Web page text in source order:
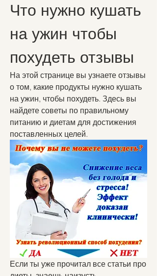
Что нужно кушать
на ужин чтобы
похудеть отзывы
На этой странице вы узнаете отзывы
о том, какие продукты нужно кушать
на ужин, чтобы похудеть. Здесь вы
найдете советы по правильному
питанию и диетам для достижения
поставленных целей.
Если ты уже прочитал все статьи про